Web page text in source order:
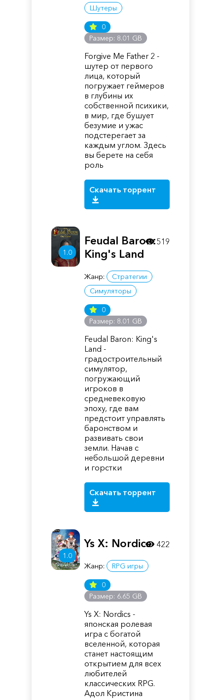
Шутеры
0
Размер: 8.01 GB
Forgive Me Father 2 -
шутер от первого
лица, который
погружает геймеров
в глубины их
собственной психики,
в мир, где бушует
безумие и ужас
подстерегает за
каждым углом. Здесь
вы берете на себя
роль
Скачать торрент
1.0
Feudal Baron:
King's Land
Жанр:
Стратегии
Симуляторы
0
Размер: 8.01 GB
Feudal Baron: King's
Land -
градостроительный
симулятор,
погружающий
игроков в
средневековую
эпоху, где вам
предстоит управлять
баронством и
развивать свои
земли. Начав с
небольшой деревни
и горстки
Скачать торрент
519
1.0
Ys X: Nordics
Жанр: RPG игры
0
Размер: 6.65 GB
Ys X: Nordics -
японская ролевая
игра с богатой
вселенной, которая
станет настоящим
открытием для всех
любителей
классических RPG.
Адол Кристина
422